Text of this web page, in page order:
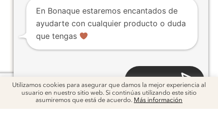
ENVIAR
Utilizamos cookies para asegurar que damos la mejor experiencia al
usuario en nuestro sitio web. Si continúas utilizando este sitio
asumiremos que está de acuerdo. Más información
Abrir chat
En Bonaque estaremos encantados de
ayudarte con cualquier producto o duda
que tengas